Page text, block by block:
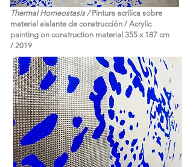
Thermal Homeostasis /Pintura acrílica sobre
material aislante de construcción / Acrylic
painting on construction material 355 x 187 cm
/ 2019